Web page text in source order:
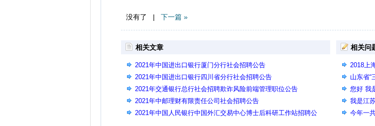
没有了 | 下一篇 »
相关文章
2021年中国进出口银行厦门分行社会招聘公告
2021年中国进出口银行四川省分行社会招聘公告
2021年交通银行总行社会招聘欺诈风险前端管理职位公告
2021年中邮理财有限责任公司社会招聘公告
2021年中国人民银行中国外汇交易中心博士后科研工作站招聘公
相关问
2018上
山东省“
您好 我
位，还
我是江
职位要
今年一